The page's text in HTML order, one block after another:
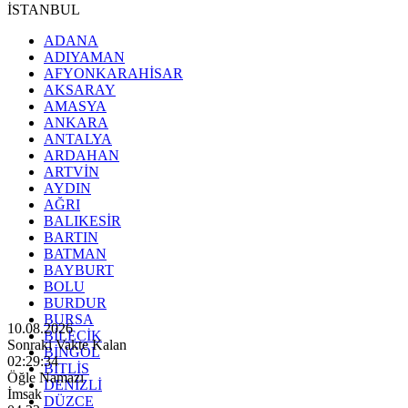
İSTANBUL
ADANA
ADIYAMAN
AFYONKARAHİSAR
AKSARAY
AMASYA
ANKARA
ANTALYA
ARDAHAN
ARTVİN
AYDIN
AĞRI
BALIKESİR
BARTIN
BATMAN
BAYBURT
BOLU
BURDUR
BURSA
BİLECİK
BİNGÖL
BİTLİS
DENİZLİ
DÜZCE
10.08.2026
Sonraki Vakte Kalan
02:29:32
Öğle Namazı
İmsak